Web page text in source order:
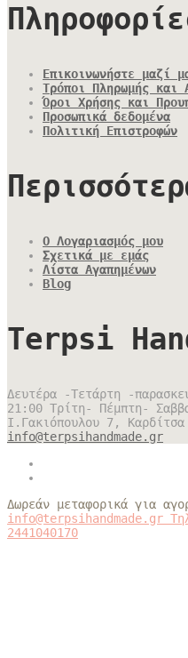
Επικοινωνήστε μαζί
Τρόποι Πληρωμής και
Όροι Χρήσης και
Προσωπικά δεδομένα
Πολιτική Επιστροφών
Ο Λογαριασμός μου
Σχετικά με εμάς
Λίστα Αγαπημένων
Blog
Terpsi
Δευτέρα -Τετάρτη -
21:00 Τρίτη- Πέμπτη-
Ι.Γακιόπουλου 7, Καρδίτσα
info@terpsihandmade.gr
Δωρεάν μεταφορικά για
info@terpsihandmade.gr
2441040170